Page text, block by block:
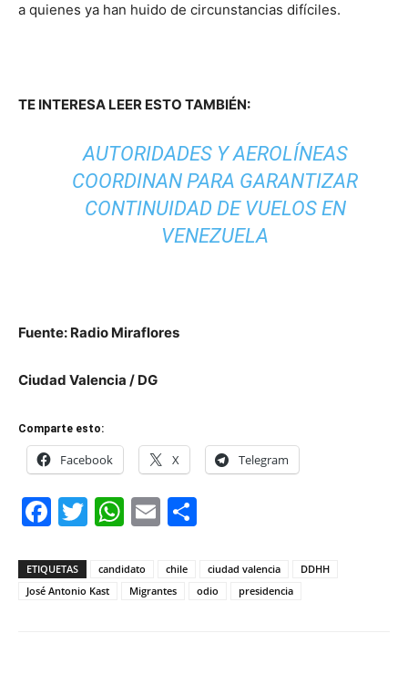
a quienes ya han huido de circunstancias difíciles.
TE INTERESA LEER ESTO TAMBIÉN:
AUTORIDADES Y AEROLÍNEAS
COORDINAN PARA GARANTIZAR
CONTINUIDAD DE VUELOS EN
VENEZUELA
Fuente: Radio Miraflores
Ciudad Valencia / DG
Comparte esto:
Facebook X Telegram
Facebook
Twitter
WhatsApp
Email
ETIQUETAS candidato chile ciudad valencia
DDHH
José Antonio Kast
Migrantes odio presidencia